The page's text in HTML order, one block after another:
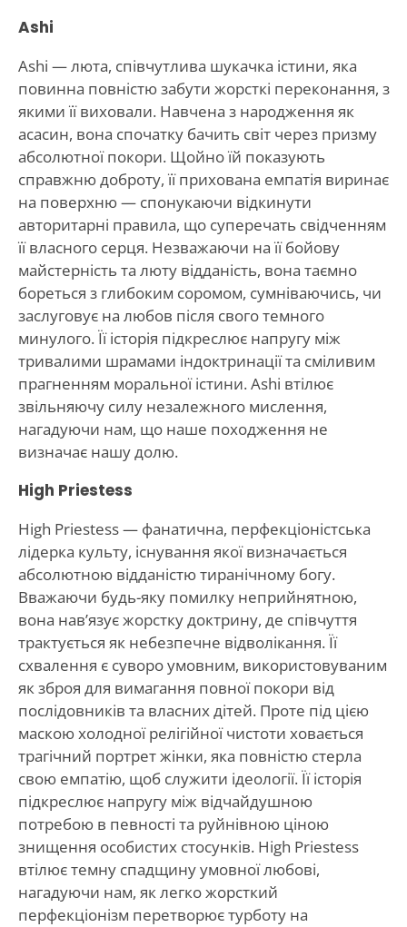
Ashi
Ashi — люта, співчутлива шукачка істини, яка
повинна повністю забути жорсткі переконання, з
якими її виховали. Навчена з народження як
асасин, вона спочатку бачить світ через призму
абсолютної покори. Щойно їй показують
справжню доброту, її прихована емпатія виринає
на поверхню — спонукаючи відкинути
авторитарні правила, що суперечать свідченням
її власного серця. Незважаючи на її бойову
майстерність та люту відданість, вона таємно
бореться з глибоким соромом, сумніваючись, чи
заслуговує на любов після свого темного
минулого. Її історія підкреслює напругу між
тривалими шрамами індоктринації та сміливим
прагненням моральної істини. Ashi втілює
звільняючу силу незалежного мислення,
нагадуючи нам, що наше походження не
визначає нашу долю.
High Priestess
High Priestess — фанатична, перфекціоністська
лідерка культу, існування якої визначається
абсолютною відданістю тиранічному богу.
Вважаючи будь-яку помилку неприйнятною,
вона нав’язує жорстку доктрину, де співчуття
трактується як небезпечне відволікання. Її
схвалення є суворо умовним, використовуваним
як зброя для вимагання повної покори від
послідовників та власних дітей. Проте під цією
маскою холодної релігійної чистоти ховається
трагічний портрет жінки, яка повністю стерла
свою емпатію, щоб служити ідеології. Її історія
підкреслює напругу між відчайдушною
потребою в певності та руйнівною ціною
знищення особистих стосунків. High Priestess
втілює темну спадщину умовної любові,
нагадуючи нам, як легко жорсткий
перфекціонізм перетворює турботу на